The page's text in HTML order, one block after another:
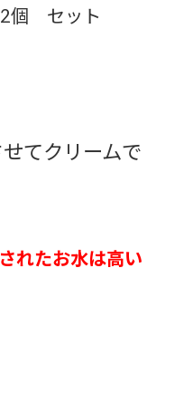
2個 セット
てクリームで
れたお水は高い